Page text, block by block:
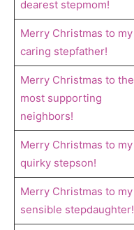
dearest stepmom!
Merry Christmas to my
caring stepfather!
Merry Christmas to the
most supporting
neighbors!
Merry Christmas to my
quirky stepson!
Merry Christmas to my
sensible stepdaughter!